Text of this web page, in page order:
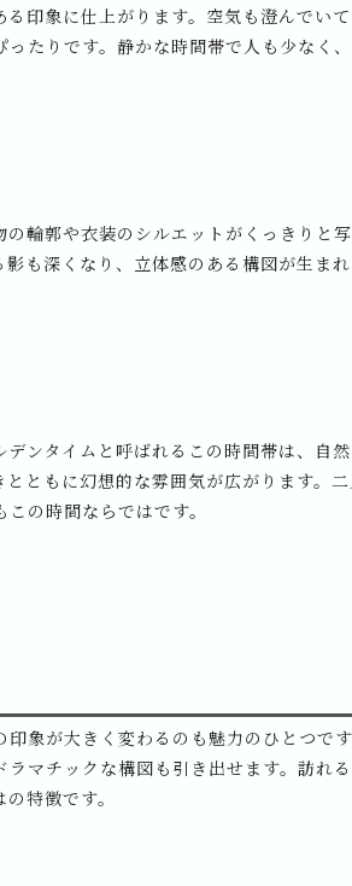
印象に仕上がります。空気も澄んでい
たりです。静かな時間帯で人も少なく、
輪郭や衣装のシルエットがくっきりと写
も深くなり、立体感のある構図が生まれ
ンタイムと呼ばれるこの時間帯は、自然
ともに幻想的な雰囲気が広がります。二
の時間ならではです。
象が大きく変わるのも魅力のひとつです
マチックな構図も引き出せます。訪れる
特徴です。